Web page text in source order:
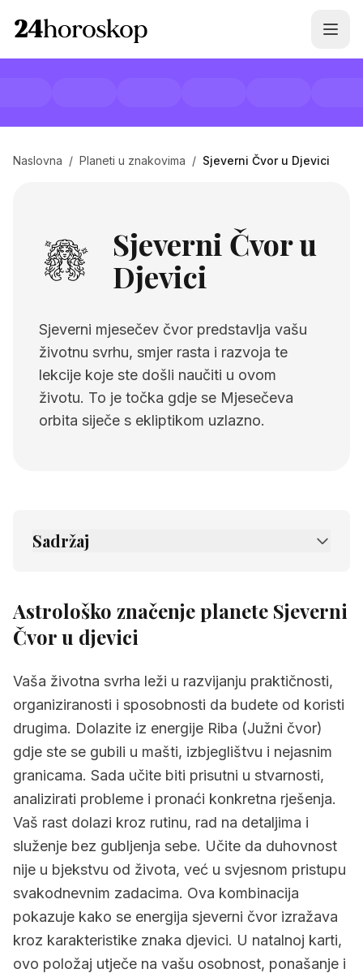
Naslovna / Planeti u znakovima / Sjeverni Čvor u Djevici
Sjeverni Čvor u
Djevici
Sjeverni mjesečev čvor predstavlja vašu
životnu svrhu, smjer rasta i razvoja te
lekcije koje ste došli naučiti u ovom
životu. To je točka gdje se Mjesečeva
orbita siječe s ekliptikom uzlazno.
Sadržaj
2. Povezane stranice
Astrološko značenje planete Sjeverni
Čvor u djevici
Vaša životna svrha leži u razvijanju praktičnosti,
organiziranosti i sposobnosti da budete od koristi
drugima. Dolazite iz energije Riba (Južni čvor)
gdje ste se gubili u mašti, izbjeglištvu i nejasnim
granicama. Sada učite biti prisutni u stvarnosti,
analizirati probleme i pronaći konkretna rješenja.
Vaš rast dolazi kroz rutinu, rad na detaljima i
služenje bez gubljenja sebe. Učite da duhovnost
nije u bjekstvu od života, već u svjesnom pristupu
svakodnevnim zadacima. Ova kombinacija
pokazuje kako se energija sjeverni čvor izražava
kroz karakteristike znaka djevici. U natalnoj karti,
ovo položaj utječe na vašu osobnost, ponašanje i